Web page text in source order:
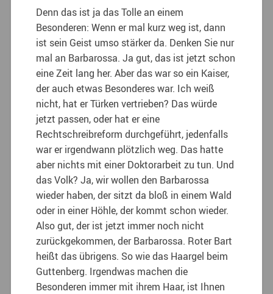
Denn das ist ja das Tolle an einem
Besonderen: Wenn er mal kurz weg ist, dann
ist sein Geist umso stärker da. Denken Sie nur
mal an Barbarossa. Ja gut, das ist jetzt schon
eine Zeit lang her. Aber das war so ein Kaiser,
der auch etwas Besonderes war. Ich weiß
nicht, hat er Türken vertrieben? Das würde
jetzt passen, oder hat er eine
Rechtschreibreform durchgeführt, jedenfalls
war er irgendwann plötzlich weg. Das hatte
aber nichts mit einer Doktorarbeit zu tun. Und
das Volk? Ja, wir wollen den Barbarossa
wieder haben, der sitzt da bloß in einem Wald
oder in einer Höhle, der kommt schon wieder.
Also gut, der ist jetzt immer noch nicht
zurückgekommen, der Barbarossa. Roter Bart
heißt das übrigens. So wie das Haargel beim
Guttenberg. Irgendwas machen die
Besonderen immer mit ihrem Haar, ist Ihnen